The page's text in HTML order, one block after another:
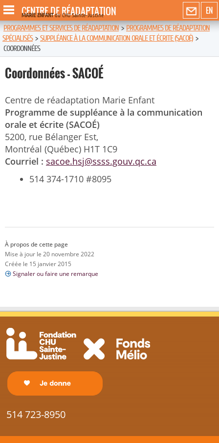
EN
CENTRE DE RÉADAPTATION
MARIE ENFANTdu CHU Sainte-Justine
PROGRAMMES ET SERVICES DE RÉADAPTATION>PROGRAMMES DE RÉADAPTATION
SPÉCIALISÉS > SUPPLÉANCE À LA COMMUNICATION ORALE ET ÉCRITE (SACOÉ) >
COORDONNÉES
Coordonnées - SACOÉ
Centre de réadaptation Marie Enfant
Programme de suppléance à la communication
orale et écrite (SACOÉ)
5200, rue Bélanger Est,
Montréal (Québec) H1T 1C9
Courriel : sacoe.hsj@ssss.gouv.qc.ca
514 374-1710 #8095
À propos de cette page
Mise à jour le 20 novembre 2022
Créée le 15 janvier 2015
Signaler ou faire une remarque
514 723-8950